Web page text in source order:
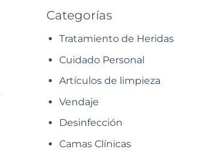
Categorías
Tratamiento de Heridas
Cuidado Personal
Artículos de limpieza
Vendaje
Desinfección
Camas Clínicas